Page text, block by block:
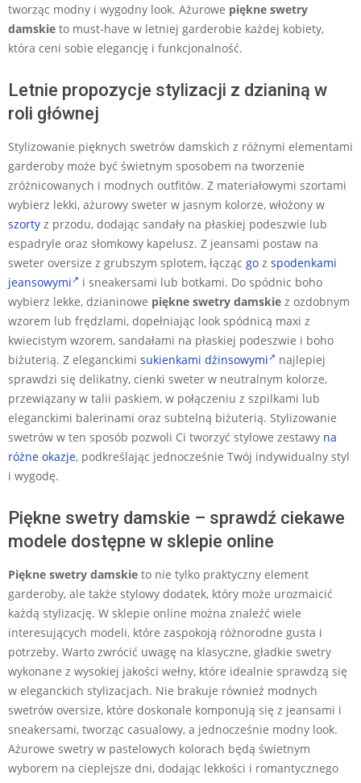
tworząc modny i wygodny look. Ażurowe piękne swetry
damskie to must-have w letniej garderobie każdej kobiety,
która ceni sobie elegancję i funkcjonalność.
Letnie propozycje stylizacji z dzianiną w
roli głównej
Stylizowanie pięknych swetrów damskich z różnymi elementami
garderoby może być świetnym sposobem na tworzenie
zróżnicowanych i modnych outfitów. Z materiałowymi szortami
wybierz lekki, ażurowy sweter w jasnym kolorze, włożony w
szorty z przodu, dodając sandały na płaskiej podeszwie lub
espadryle oraz słomkowy kapelusz. Z jeansami postaw na
sweter oversize z grubszym splotem, łącząc go z spodenkami
jeansowymi
i sneakersami lub botkami. Do spódnic boho
wybierz lekke, dzianinowe piękne swetry damskie z ozdobnym
wzorem lub frędzlami, dopełniając look spódnicą maxi z
kwiecistym wzorem, sandałami na płaskiej podeszwie i boho
biżuterią. Z eleganckimi sukienkami dżinsowymi
najlepiej
sprawdzi się delikatny, cienki sweter w neutralnym kolorze,
przewiązany w talii paskiem, w połączeniu z szpilkami lub
eleganckimi balerinami oraz subtelną biżuterią. Stylizowanie
swetrów w ten sposób pozwoli Ci tworzyć stylowe zestawy na
różne okazje, podkreślając jednocześnie Twój indywidualny styl
i wygodę.
Piękne swetry damskie – sprawdź ciekawe
modele dostępne w sklepie online
Piękne swetry damskie to nie tylko praktyczny element
garderoby, ale także stylowy dodatek, który może urozmaicić
każdą stylizację. W sklepie online można znaleźć wiele
interesujących modeli, które zaspokoją różnorodne gusta i
potrzeby. Warto zwrócić uwagę na klasyczne, gładkie swetry
wykonane z wysokiej jakości wełny, które idealnie sprawdzą się
w eleganckich stylizacjach. Nie brakuje również modnych
swetrów oversize, które doskonale komponują się z jeansami i
sneakersami, tworząc casualowy, a jednocześnie modny look.
Ażurowe swetry w pastelowych kolorach będą świetnym
wyborem na cieplejsze dni, dodając lekkości i romantycznego